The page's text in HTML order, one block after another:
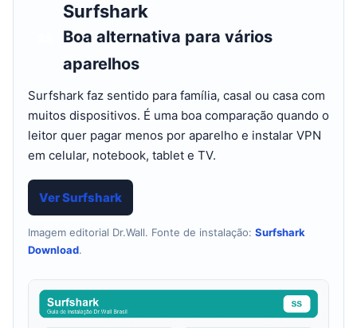
Surfshark
Boa alternativa para vários
aparelhos
Surfshark faz sentido para família, casal ou casa com
muitos dispositivos. É uma boa comparação quando o
leitor quer pagar menos por aparelho e instalar VPN
em celular, notebook, tablet e TV.
Ver Surfshark
Imagem editorial Dr.Wall. Fonte de instalação: Surfshark
Download.